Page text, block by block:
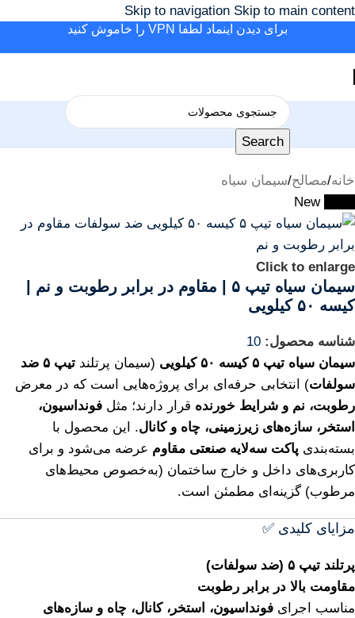
Skip to navigation Skip to main content
برای دیدن اینماد لطفا VPN را خاموش کنید
Search
خانه/مصالح/سیمان سیاه
New
Click to enlarge
سیمان سیاه تیپ ۵ | مقاوم در برابر رطوبت و نم |
کیسه ۵۰ کیلویی
شناسه محصول: 10
سیمان سیاه تیپ ۵ کیسه ۵۰ کیلویی
(سیمان پرتلند
تیپ ۵ ضد
سولفات) انتخابی حرفه‌ای برای پروژه‌هایی است که در معرض
رطوبت، نم و شرایط خورنده قرار دارند؛ مثل فونداسیون،
استخر، سازه‌های زیرزمینی، چاه و کانال. این محصول با
بسته‌بندی پاکت سه‌لایه صنعتی مقاوم عرضه می‌شود و برای
کاربری‌های داخل و خارج ساختمان (به‌خصوص محیط‌های
مرطوب) گزینه‌ای مطمئن است.
مزایای کلیدی ✅
پرتلند تیپ ۵ (ضد سولفات)
مقاومت بالا در برابر رطوبت
مناسب اجرای فونداسیون، استخر، کانال، چاه و سازه‌های